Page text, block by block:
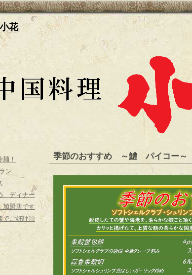
花
！
ン
ディナー
盟店です
ご好評頂
季節のおすすめ ～鱧 パイコー～